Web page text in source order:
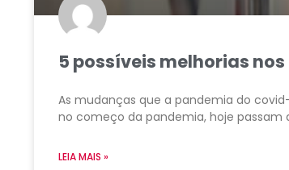
5 possíveis melhorias
As mudanças que a pandemia do
no começo da pandemia, hoje passam
LEIA MAIS »